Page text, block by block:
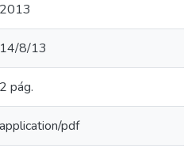
2013
14/8/13
2 pág.
application/pdf